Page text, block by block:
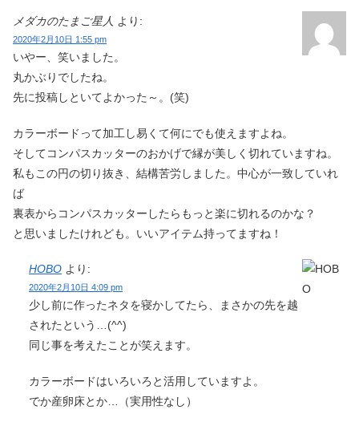
メダカのたまご星人 より:
2020年2月10日 1:55 pm
いやー、笑いました。
丸かぶりでしたね。
先に投稿しといてよかった～。(笑)
カラーボードって加工し易くて何にでも使えますよね。
そしてコンパスカッターのおかげで縁が美しく切れていますね。
私もこの円の切り抜き、結構苦労しました。中心が一致していれ
ば
裏表からコンパスカッターしたらもっと楽に切れるのかな？
と思いましたけれども。いいアイテム持ってますね！
HOBO より:
2020年2月10日 4:09 pm
少し前に作ったネタを寝かしてたら、まさかの先を越
されたという…(^^)
同じ事を考えたことが笑えます。
カラーボードはいろいろと活用していますよ。
でか産卵床とか…（実用性なし）